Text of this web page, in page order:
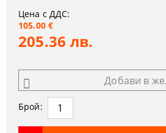
Цена с ДДС:
105.00 €
205.36 лв.
Добави в
Брой: